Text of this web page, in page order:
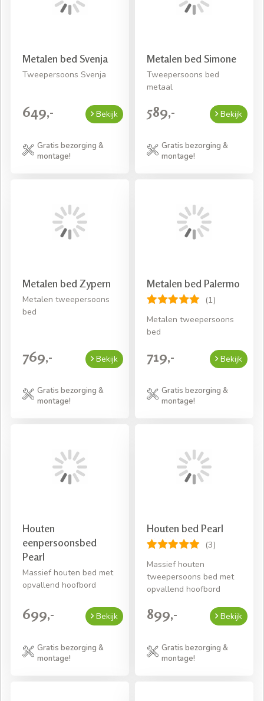
Metalen bed Svenja
Tweepersoons Svenja
649,- Bekijk
Gratis bezorging &
montage!
Metalen bed Simone
Tweepersoons bed
metaal
589,- Bekijk
Gratis bezorging &
montage!
Metalen bed Zypern
Metalen tweepersoons
bed
769,- Bekijk
Gratis bezorging &
montage!
Metalen bed Palermo
(1)
Metalen tweepersoons
bed
719,- Bekijk
Gratis bezorging &
montage!
Houten
eenpersoonsbed
Pearl
Massief houten bed met
opvallend hoofbord
699,- Bekijk
Gratis bezorging &
montage!
Houten bed Pearl
(3)
Massief houten
tweepersoons bed met
opvallend hoofbord
899,- Bekijk
Gratis bezorging &
montage!